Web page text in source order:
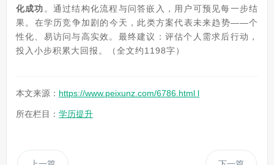
化成功 。通过结构化流程与问答嵌入，用户可预见每一步结
果。在学历竞争加剧的今天，此类方案代表未来趋势——个
性化、易访问与高实效。最终建议：评估个人需求后行动，
投入小步积累大回报。（全文约1198字）
本文来源： https://www.peixunz.com/6786.html l
所在栏目： 学历提升